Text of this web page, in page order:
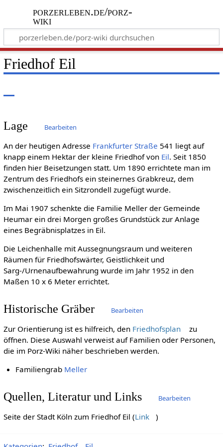
porzerleben.de/porz-
wiki
Friedhof Eil
Lage Bearbeiten
An der heutigen Adresse Frankfurter Straße 541 liegt auf
knapp einem Hektar der kleine Friedhof von Eil. Seit 1850
finden hier Beisetzungen statt. Um 1890 errichtete man im
Zentrum des Friedhofs ein steinernes Grabkreuz, dem
zwischenzeitlich ein Sitzrondell zugefügt wurde.
Im Mai 1907 schenkte die Familie Meller der Gemeinde
Heumar ein drei Morgen großes Grundstück zur Anlage
eines Begräbnisplatzes in Eil.
Die Leichenhalle mit Aussegnungsraum und weiteren
Räumen für Friedhofswärter, Geistlichkeit und
Sarg-/Urnenaufbewahrung wurde im Jahr 1952 in den
Maßen 10 x 6 Meter errichtet.
Historische Gräber Bearbeiten
Zur Orientierung ist es hilfreich, den Friedhofsplan
zu
öffnen. Diese Auswahl verweist auf Familien oder Personen,
die im Porz-Wiki näher beschrieben werden.
Familiengrab Meller
Quellen, Literatur und Links Bearbeiten
Seite der Stadt Köln zum Friedhof Eil (Link )